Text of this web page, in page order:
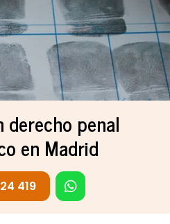
672 292
derecho penal
en Madrid
419